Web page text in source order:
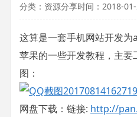
分类：资源分享时间：2018-
这算是一套手机网站开发
苹果的一些开发教程，主
图：
网盘下载：链接: http://